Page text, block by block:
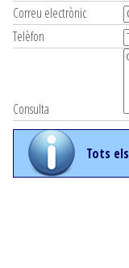
Correu electrònic
Telèfon
Consulta
Tots